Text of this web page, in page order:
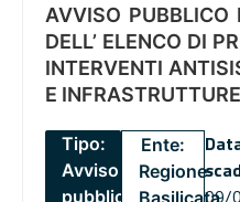
AVVISO PUBBLICO
DELL’ ELENCO DI
INTERVENTI
E
Tipo:
Avviso
pubblico
Ente:
Regione